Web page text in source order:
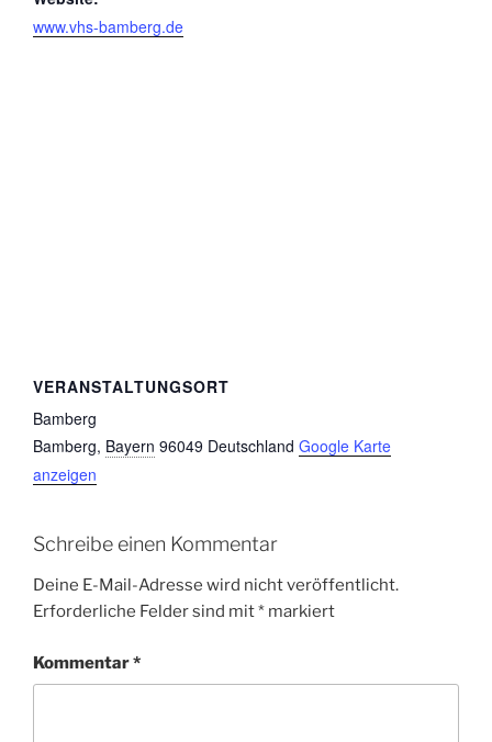
www.vhs-bamberg.de
VERANSTALTUNGSORT
Bamberg
Bamberg, Bayern 96049 Deutschland Google Karte
anzeigen
Schreibe einen Kommentar
Deine E-Mail-Adresse wird nicht veröffentlicht.
Erforderliche Felder sind mit* markiert
Kommentar*